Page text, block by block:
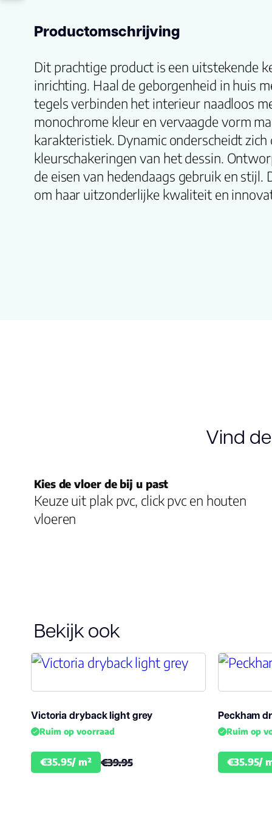
Productomschrijving
Dit prachtige product is een uitstekende
inrichting. Haal de geborgenheid in huis
tegels verbinden het interieur naadloos
monochrome kleur en vervaagde vorm
karakteristiek. Dynamic onderscheidt zich
kleurschakeringen van het dessin.
de eisen van hedendaags gebruik en stijl.
om haar uitzonderlijke kwaliteit en
Vind
Kies de vloer de bij u past
Keuze uit plak pvc, click pvc en houten
vloeren
Bekijk ook
Victoria dryback light grey
Ruim op voorraad
€35.95/ m² €39.95
Peckham
Ruim op
€35.95/